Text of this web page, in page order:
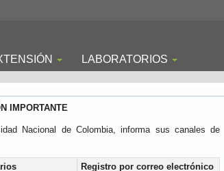
LABORATORIOS
IMPORTANTE
Nacional de Colombia, informa sus canales de
Registro por correo electrónico